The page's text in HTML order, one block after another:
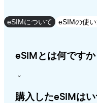
eSIMについて eSIMの使
eSIMとは何ですか
購入したeSIMは